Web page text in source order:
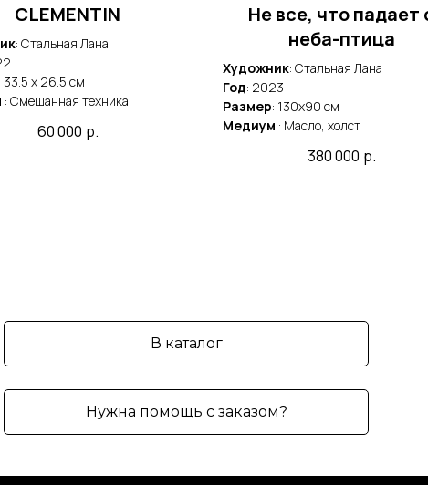
CLEMENTIN
: Стальная Лана
: 33.5 x 26.5 см
: Смешанная техника
60 000 р.
Не все, что падает
неба-птица
Художник: Стальная Лана
Год: 2023
Размер: 130x90 см
Медиум : Масло, холст
380 000 р.
В каталог
Нужна помощь с заказом?